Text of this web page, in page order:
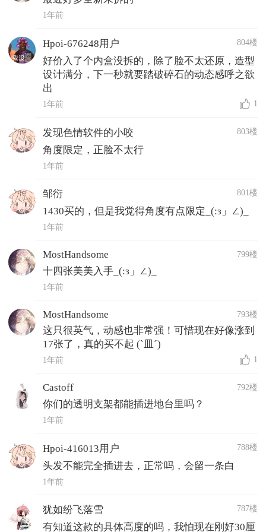
1年前
Hpoi-676248用户 804楼
好价入了个内盒没拆的，除了脸不太还原，造型
设计满分，下一秒就要踏破碎石的动态感呼之欲
出
1年前 1
发现色情软件的小咬 803楼
角度限定，正脸不太行
1年前
邹衍 801楼
1430买的，但是我觉得角度有点限定_(:з」∠)_
1年前
MostHandsome 799楼
十四张美美入手_(:з」∠)_
1年前
MostHandsome 793楼
这只很英气，动感也非常强！可惜现在好像涨到
17张了，真的买不起 (`皿´)
1年前 1
Castoff 792楼
你们的透明支架都能插进地台里吗？
1年前
Hpoi-416013用户 788楼
头发不能完全插进去，正常吗，会留一条白
1年前
犹如纷飞落雪 787楼
有知道这款的具体高度的吗，我怕现在刚好30厘